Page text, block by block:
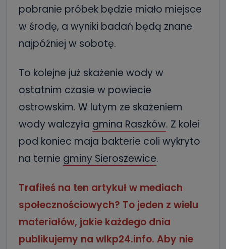
pobranie próbek będzie miało miejsce
w środę, a wyniki badań będą znane
najpóźniej w sobotę.
To kolejne już skażenie wody w
ostatnim czasie w powiecie
ostrowskim. W lutym ze skażeniem
wody walczyła gmina Raszków. Z kolei
pod koniec maja bakterie coli wykryto
na ternie gminy Sieroszewice.
Trafiłeś na ten artykuł w mediach
społecznościowych? To jeden z wielu
materiałów, jakie każdego dnia
publikujemy na wlkp24.info. Aby nie